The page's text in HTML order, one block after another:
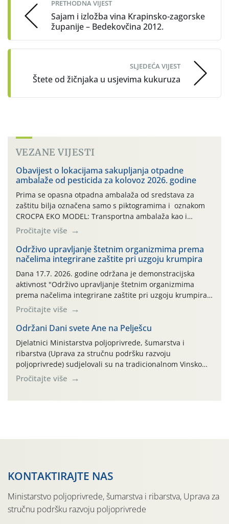
PRETHODNA VIJEST
Sajam i izložba vina Krapinsko-zagorske
županije – Bedekovčina 2012.
SLJEDEĆA VIJEST
Štete od žičnjaka u usjevima kukuruza
VEZANE VIJESTI
Obavijest o lokacijama sakupljanja otpadne
ambalaže od pesticida za kolovoz 2026. godine
Prima se opasna otpadna ambalaža od sredstava za
zaštitu bilja označena samo s piktogramima i oznakom
CROCPA EKO MODEL: Transportna ambalaža kao i
ambalaža drugih proizvoda koji nisu sredstva za zaštitu
bilja (npr. ambalaža od mineralnih gnojiva,) se ne
prihvaća. Korisnicima je osiguran besplatni povrat
prazne ambalaže isključivo ovih tvrtki: AGROCHEM-MAKS,
AGRONOM, ALBAUGH TKI* (PINUS […]
Pročitajte više
Održivo upravljanje štetnim organizmima prema
načelima integrirane zaštite pri uzgoju krumpira
Dana 17.7. 2026. godine održana je demonstracijska
aktivnost "Održivo upravljanje štetnim organizmima
prema načelima integrirane zaštite pri uzgoju krumpira"
na pokusnom polju "Poredje", kraj naselja Belica (ARKOD
parcela ID 2445031) (središnji dio Međimurske županije).
Pročitajte više
Održani Dani svete Ane na Pelješcu
Djelatnici Ministarstva poljoprivrede, šumarstva i
ribarstva (Uprava za stručnu podršku razvoju
poljoprivrede) sudjelovali su na tradicionalnom Vinskom
forumu, održanom 24.07.2026. godine u Domu vinarske
tradicije u Putnikovićima na poluotoku Pelješcu, u
Pročitajte više
KONTAKTIRAJTE NAS
Ministarstvo poljoprivrede, šumarstva i ribarstva, Uprava za
stručnu podršku razvoju poljoprivrede